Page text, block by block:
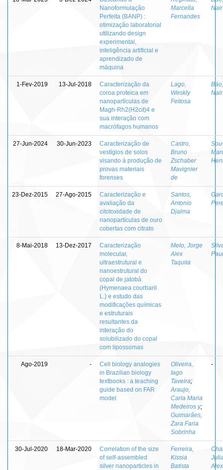
Nanoformulação
Perfeita (BANP) :
otimização laboratorial
utilizando design
experimental,
inteligência artificial e
aprendizado de
máquina
Marcella
Fernandes
Nair
1-Fev-2019 13-Jul-2018
Caracterização da
coroa proteica em
nanopartículas de
Magh-Rh2(H2cit)4 e
sua interação com
macrófagos humanos
Lago,
Weskly
Feitosa
Nair
27-Jun-2024 30-Jun-2023
Caracterização de
vestígios de solos
visando à produção de
provas materiais
forenses
Castro,
Bruno
Zschaber
Mavignier
de
23-Dez-2015 27-Ago-2015
Caracterização e
avaliação da
citotoxidade de
nanopartículas de ouro
cobertas com citrato
Santos,
Antonio
Djalma
8-Mai-2018 13-Dez-2017
Caracterização
molecular,
ultraestrutural e
nanoestrutural do
copal de jatobá
(Hymenaea courbaril
L.) e estudo das
modificações químicas
e estruturais
resultantes da
interação do
solubilizado do copal
com lipossomas
Melo, Jorge
Alex
Taquita
Ago-2019 -
Cell biology analogies
in Brazilian biology
textbooks : a teaching
guide based on FAR
model
Oliveira,
Iago
Taveira;
Araujo,
Carla Maria
Medeiros y;
Guimarães,
Zara Faria
Sobrinha
-
30-Jul-2020 18-Mar-2020
Correlation of the size
of self-assembled
silver nanoparticles in
Ferreira,
Kissia
Batista